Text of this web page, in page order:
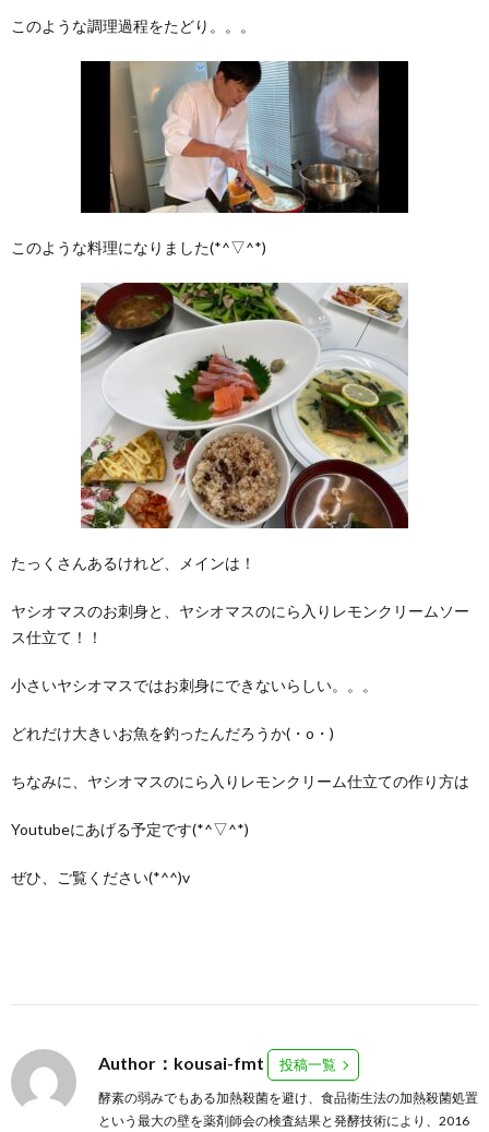
このような調理過程をたどり。。。
このような料理になりました(*^▽^*)
たっくさんあるけれど、メインは！
ヤシオマスのお刺身と、ヤシオマスのにら入りレモンクリームソー
ス仕立て！！
小さいヤシオマスではお刺身にできないらしい。。。
どれだけ大きいお魚を釣ったんだろうか(・o・)
ちなみに、ヤシオマスのにら入りレモンクリーム仕立ての作り方は
Youtubeにあげる予定です(*^▽^*)
ぜひ、ご覧ください(*^^)v
Author：kousai-fmt 投稿一覧
酵素の弱みでもある加熱殺菌を避け、食品衛生法の加熱殺菌処置
という最大の壁を薬剤師会の検査結果と発酵技術により、2016